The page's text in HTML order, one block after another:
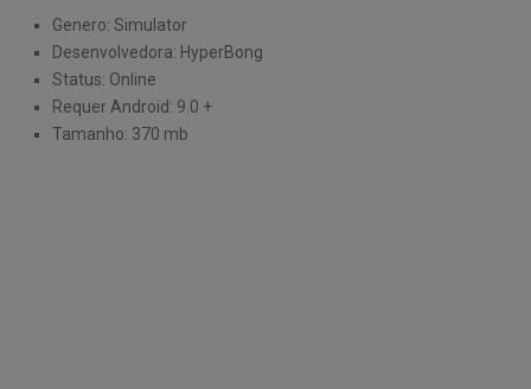
Genero: Simulator
Desenvolvedora: HyperBong
Status: Online
Requer Android: 9.0 +
Tamanho: 370 mb